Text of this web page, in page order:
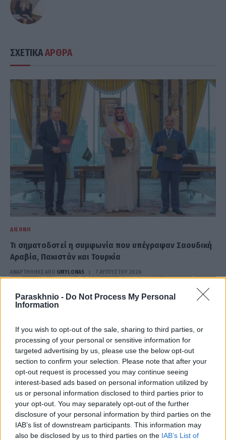
Paraskhnio - Do Not Process My Personal
Information
If you wish to opt-out of the sale, sharing to third parties, or
processing of your personal or sensitive information for
targeted advertising by us, please use the below opt-out
section to confirm your selection. Please note that after your
opt-out request is processed you may continue seeing
interest-based ads based on personal information utilized by
us or personal information disclosed to third parties prior to
your opt-out. You may separately opt-out of the further
disclosure of your personal information by third parties on the
IAB’s list of downstream participants. This information may
also be disclosed by us to third parties on the IAB’s List of
ΣΧΕΤΙΚΑΑΡΘΡΑ
ΔΙΕΘΝΉ
Τι σηματοδοτεί η συμφωνία που υπέγραψαν Σαουδική
Αραβία, Πακιστάν και Τουρκία
ΑΝΑΡΤΗΘΗΚΕ ΑΠΟ GMYLONAS 7 ΑΥΓΟΎΣΤΟΥ 2026
ΔΙΕΘΝΉ